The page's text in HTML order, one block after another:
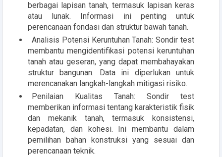
berbagai lapisan tanah, termasuk lapisan keras
atau lunak. Informasi ini penting untuk
perencanaan fondasi dan struktur bawah tanah.
Analisis Potensi Keruntuhan Tanah: Sondir test
membantu mengidentifikasi potensi keruntuhan
tanah atau geseran, yang dapat membahayakan
struktur bangunan. Data ini diperlukan untuk
merencanakan langkah-langkah mitigasi risiko.
Penilaian Kualitas Tanah: Sondir test
memberikan informasi tentang karakteristik fisik
dan mekanik tanah, termasuk konsistensi,
kepadatan, dan kohesi. Ini membantu dalam
pemilihan bahan konstruksi yang sesuai dan
perencanaan teknik.